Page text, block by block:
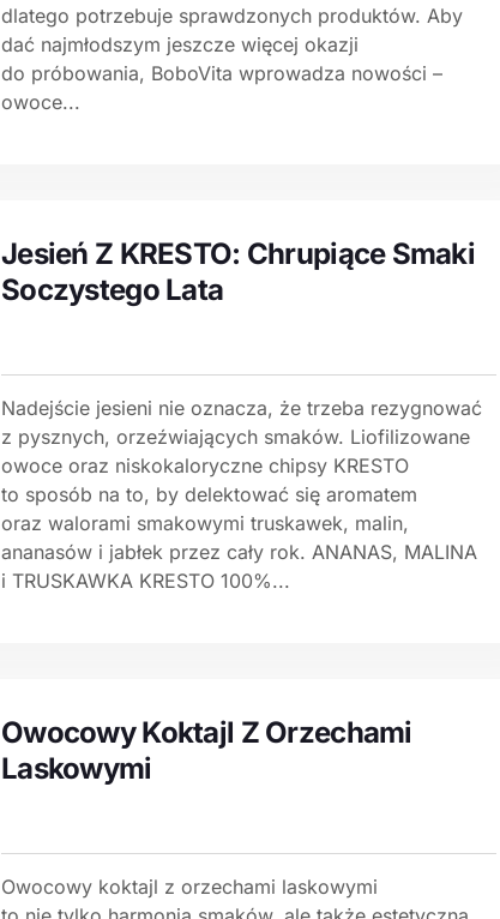
dlatego potrzebuje sprawdzonych produktów. Aby
dać najmłodszym jeszcze więcej okazji
do próbowania, BoboVita wprowadza nowości –
owoce...
Jesień Z KRESTO: Chrupiące Smaki
Soczystego Lata
Nadejście jesieni nie oznacza, że trzeba rezygnować
z pysznych, orzeźwiających smaków. Liofilizowane
owoce oraz niskokaloryczne chipsy KRESTO
to sposób na to, by delektować się aromatem
oraz walorami smakowymi truskawek, malin,
ananasów i jabłek przez cały rok. ANANAS, MALINA
i TRUSKAWKA KRESTO 100%...
Owocowy Koktajl Z Orzechami
Laskowymi
Owocowy koktajl z orzechami laskowymi